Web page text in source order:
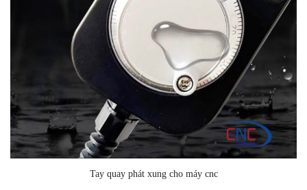
Tay quay phát xung cho máy cnc